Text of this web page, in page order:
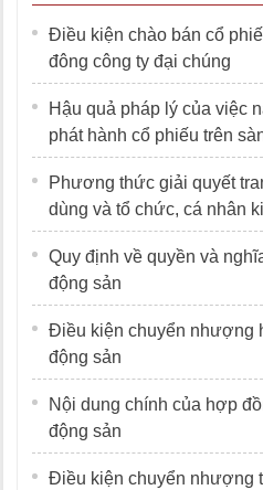
Điều kiện chào bán cổ
đông công ty đại chúng
Hậu quả pháp lý của việc
phát hành cổ phiếu trên
Phương thức giải quyết
dùng và tổ chức, cá nhân
Quy định về quyền và
động sản
Điều kiện chuyển nhượng
động sản
Nội dung chính của hợp
động sản
Điều kiện chuyển nhượng